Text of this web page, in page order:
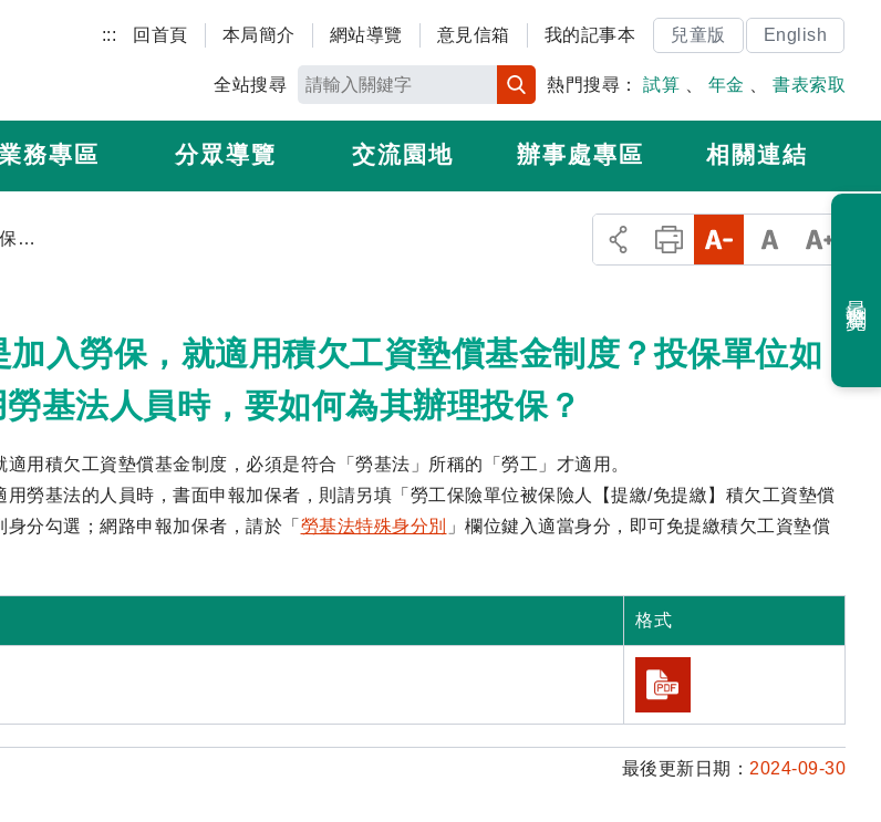
::: 回首頁 本局簡介 網站導覽 意見信箱 我的記事本 兒童版 English
全站搜尋 熱門搜尋： 試算 年金 書表索取
務專區 分眾導覽 交流園地 辦事處專區 相關連結
3. 勞工是不是加入勞保，就適用積欠工資墊償基金制度？投保單位如果僱用不適用勞基法人員時，要如何為其辦理投保？
加入勞保，就適用積欠工資墊償基金制度？投保單位如
基法人員時，要如何為其辦理投保？
用積欠工資墊償基金制度，必須是符合「勞基法」所稱的「勞工」才適用。
用勞基法的人員時，書面申報加保者，則請另填「勞工保險單位被保險人【提繳/免提繳】積欠工資墊償
分勾選；網路申報加保者，請於「 勞基法特殊身分別 」欄位鍵入適當身分，即可免提繳積欠工資墊償
格式
最後更新日期： 2024-09-30